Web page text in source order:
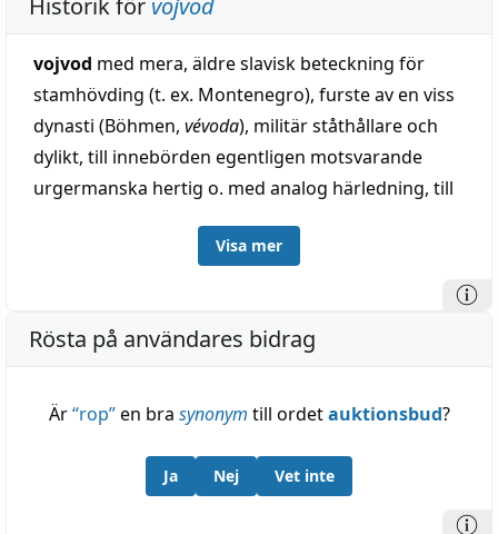
Historik för vojvod
vojvod med mera, äldre slavisk beteckning för
stamhövding (t. ex. Montenegro), furste av en viss
dynasti (Böhmen, vévoda), militär ståthållare och
dylikt, till innebörden egentligen motsvarande
urgermanska hertig o. med analog härledning, till
ve(j)da, jaga, se under jaga slutet),
mönster kallades fursten av Valakiet också 'vojvod'
(vaivoda).
Visa mer
Rösta på användares bidrag
Är“rop”en bra synonym till ordetauktionsbud?
Ja Nej Vet inte